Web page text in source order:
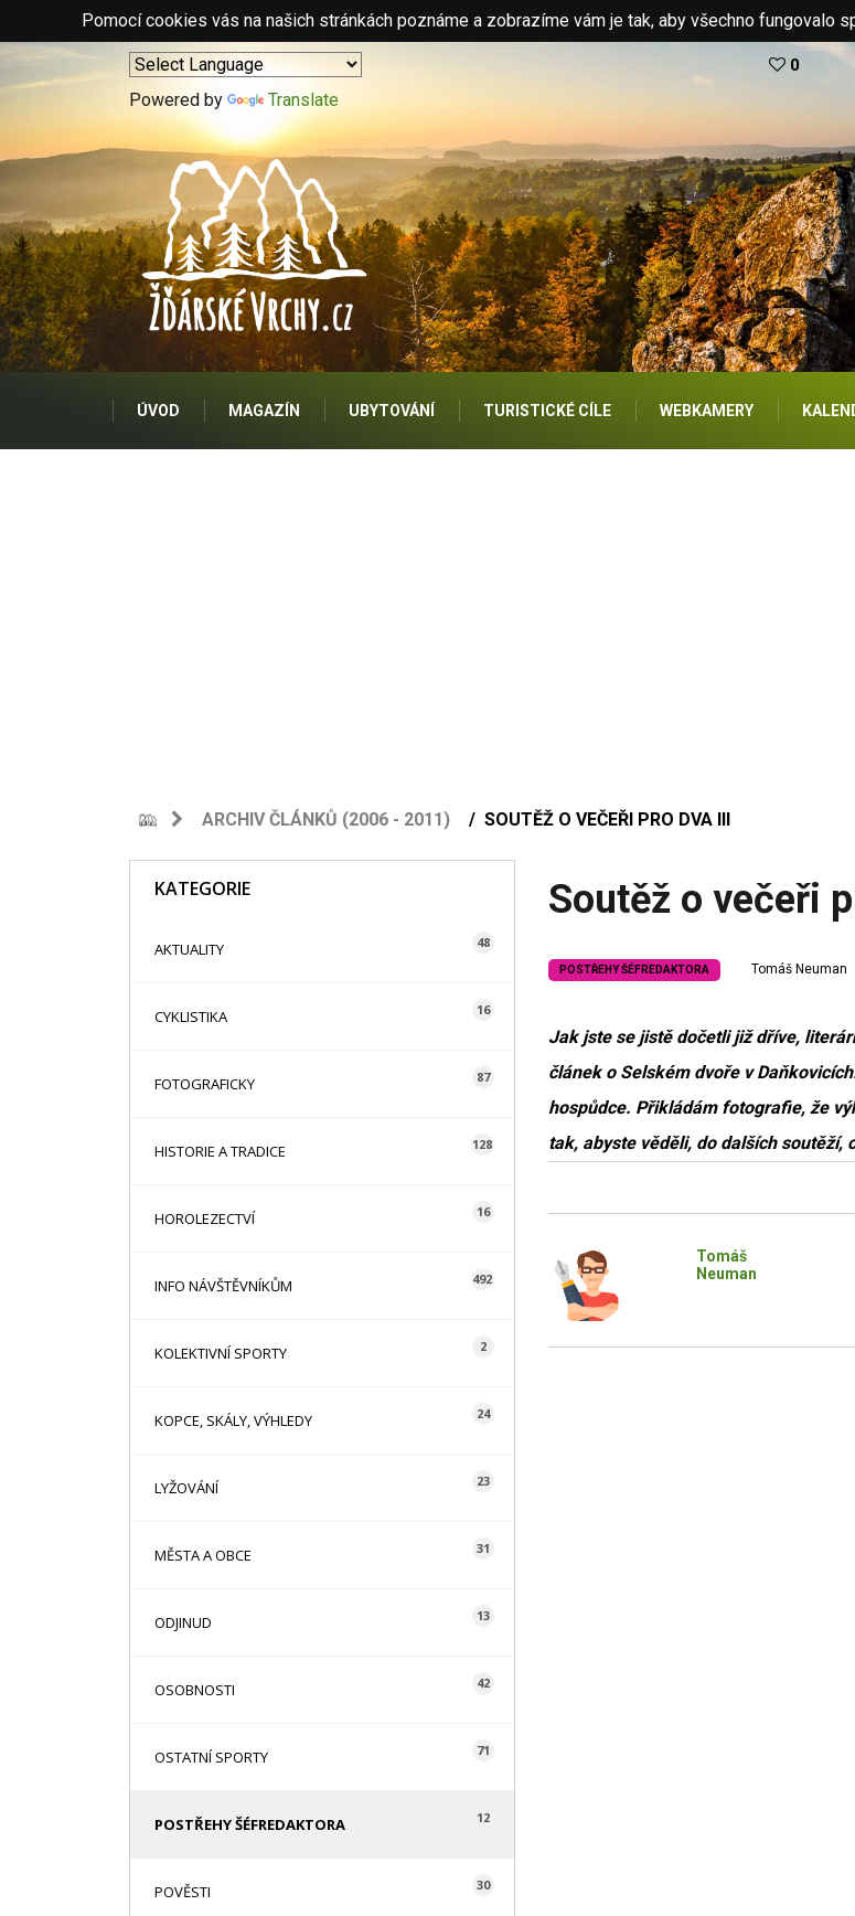
Pomocí cookies vás na našich stránkách poznáme a zobrazíme vám je tak, aby všechno fungovalo
Powered by Translate
0
ÚVOD MAGAZÍN UBYTOVÁNÍ TURISTICKÉ CÍLE WEBKAMERY
ARCHIV ČLÁNKŮ (2006 - 2011) SOUTĚŽ O VEČEŘI PRO DVA III
KATEGORIE
AKTUALITY 48
CYKLISTIKA 16
FOTOGRAFICKY 87
HISTORIE A TRADICE 128
HOROLEZECTVÍ 16
INFO NÁVŠTĚVNÍKŮM 492
KOLEKTIVNÍ SPORTY 2
KOPCE, SKÁLY, VÝHLEDY 24
LYŽOVÁNÍ 23
MĚSTA A OBCE 31
ODJINUD 13
OSOBNOSTI 42
OSTATNÍ SPORTY 71
POSTŘEHY ŠÉFREDAKTORA 12
POVĚSTI 30
Soutěž o večeři
POSTŘEHY ŠÉFREDAKTORA Tomáš Neuman
Jak jste se jistě dočetli již dříve,
článek o Selském dvoře v
hospůdce. Přikládám fotografie, že
tak, abyste věděli, do dalších soutěží,
Tomáš
Neuman